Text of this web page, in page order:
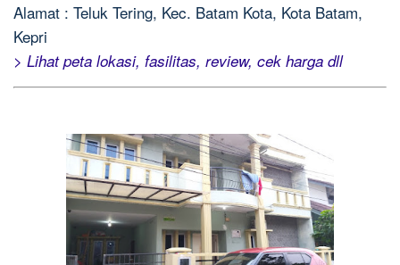
Alamat : Teluk Tering, Kec. Batam Kota, Kota Batam,
Kepri
> Lihat peta lokasi, fasilitas, review, cek harga dll